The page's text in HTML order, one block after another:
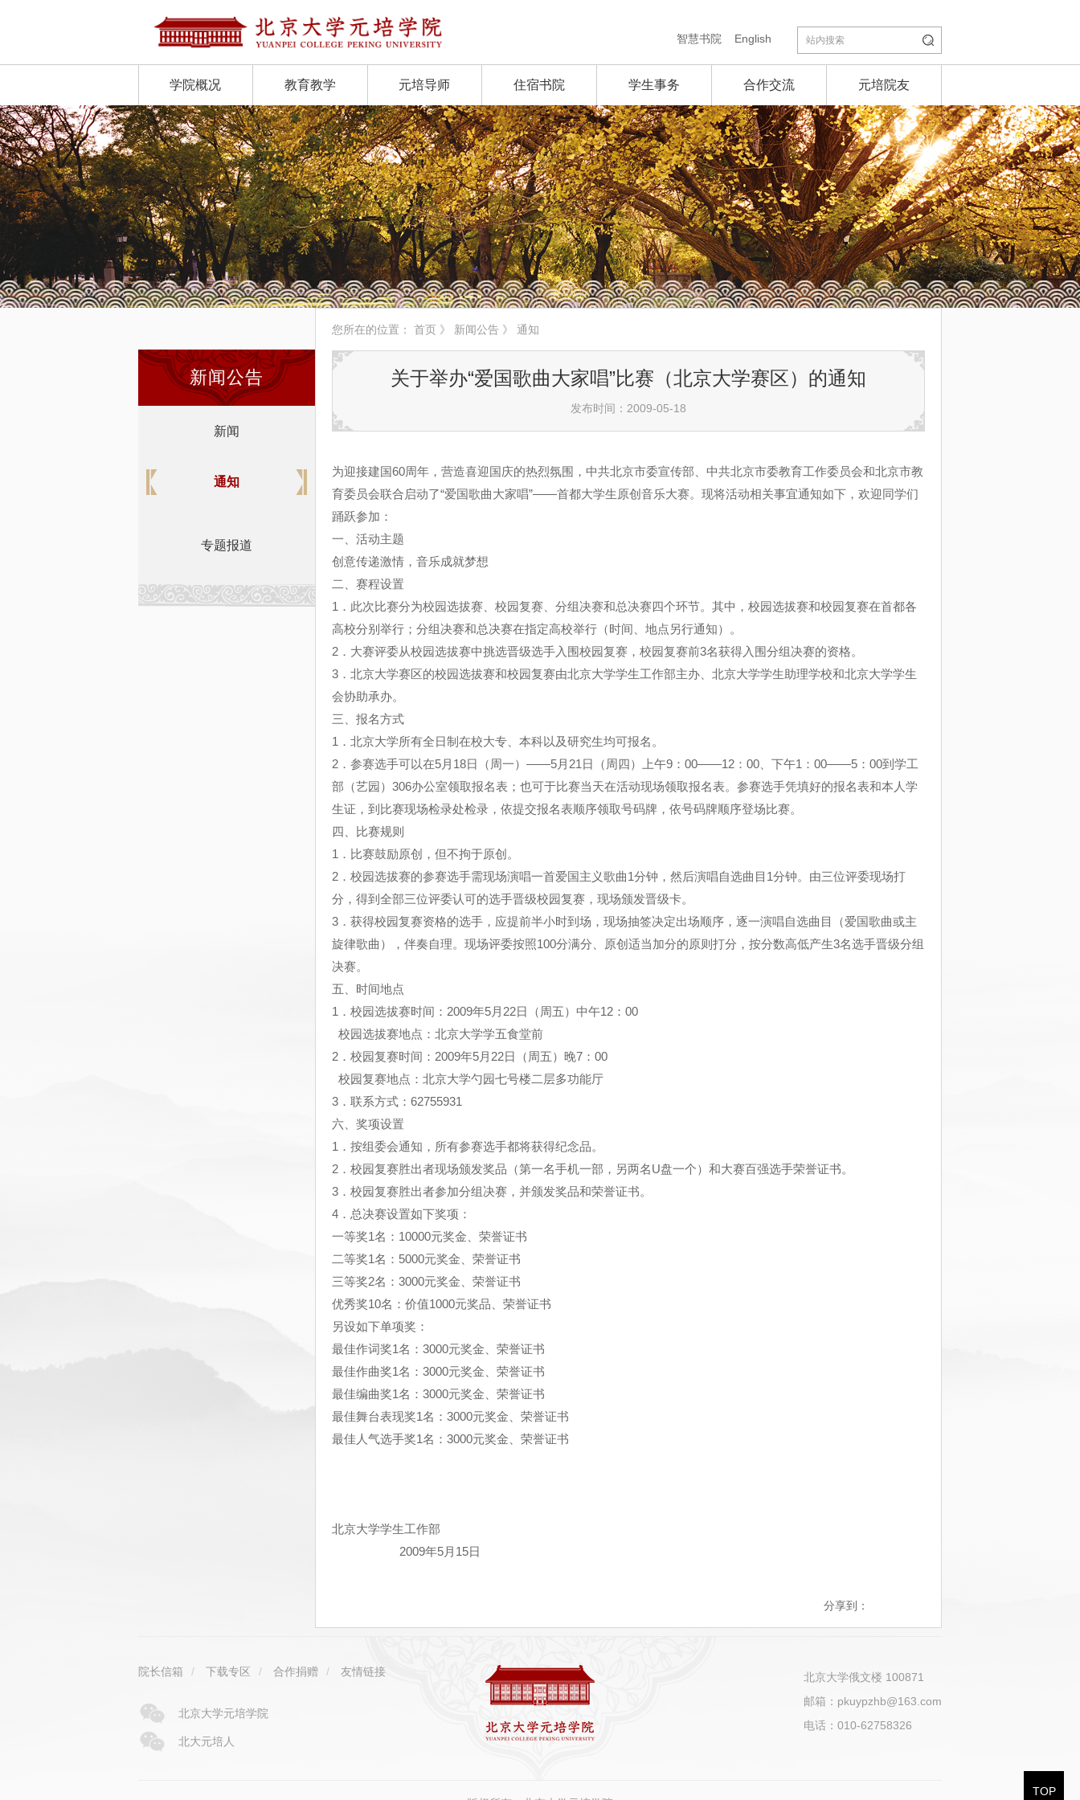
智慧书院 English
学院概况 教育教学 元培导师 住宿书院 学生事务 合作交流 元培院友
新闻公告
新闻
通知
专题报道
您所在的位置： 首页 》 新闻公告 》 通知
关于举办“爱国歌曲大家唱”比赛（北京大学赛区）的通知
发布时间：2009-05-18
为迎接建国60周年，营造喜迎国庆的热烈氛围，中共北京市委宣传部、中共北京市委教育工作委员会和北京市教
育委员会联合启动了“爱国歌曲大家唱”——首都大学生原创音乐大赛。现将活动相关事宜通知如下，欢迎同学们
踊跃参加：
一、活动主题
创意传递激情，音乐成就梦想
二、赛程设置
1 ．此次比赛分为校园选拔赛、校园复赛、分组决赛和总决赛四个环节。其中，校园选拔赛和校园复赛在首都各
高校分别举行；分组决赛和总决赛在指定高校举行（时间、地点另行通知）。
2 ．大赛评委从校园选拔赛中挑选晋级选手入围校园复赛，校园复赛前3名获得入围分组决赛的资格。
3 ．北京大学赛区的校园选拔赛和校园复赛由北京大学学生工作部主办、北京大学学生助理学校和北京大学学生
会协助承办。
三、报名方式
1 ．北京大学所有全日制在校大专、本科以及研究生均可报名。
2 ．参赛选手可以在5月 18日（周一）——5月 21 日（周四）上午9 ： 00——12 ： 00 、下午1 ： 00——5 ： 00到学工
部（艺园） 306办公室领取报名表；也可于比赛当天在活动现场领取报名表。参赛选手凭填好的报名表和本人学
生证，到比赛现场检录处检录，依提交报名表顺序领取号码牌，依号码牌顺序登场比赛。
四、比赛规则
1 ．比赛鼓励原创，但不拘于原创。
2 ．校园选拔赛的参赛选手需现场演唱一首爱国主义歌曲1分钟，然后演唱自选曲目 1分钟。由三位评委现场打
分，得到全部三位评委认可的选手晋级校园复赛，现场颁发晋级卡。
3 ．获得校园复赛资格的选手，应提前半小时到场，现场抽签决定出场顺序，逐一演唱自选曲目（爱国歌曲或主
旋律歌曲），伴奏自理。现场评委按照100分满分、原创适当加分的原则打分，按分数高低产生3名选手晋级分组
决赛。
五、时间地点
1 ．校园选拔赛时间： 2009年5月 22日（周五）中午12 ： 00
校园选拔赛地点：北京大学学五食堂前
2 ．校园复赛时间： 2009年5月 22日（周五）晚7 ： 00
校园复赛地点：北京大学勺园七号楼二层多功能厅
3 ．联系方式： 62755931
六、奖项设置
1 ．按组委会通知，所有参赛选手都将获得纪念品。
2 ．校园复赛胜出者现场颁发奖品（第一名手机一部，另两名U盘一个）和大赛百强选手荣誉证书。
3 ．校园复赛胜出者参加分组决赛，并颁发奖品和荣誉证书。
4 ．总决赛设置如下奖项：
一等奖1名： 10000元奖金、荣誉证书
二等奖1名： 5000元奖金、荣誉证书
三等奖2名： 3000元奖金、荣誉证书
优秀奖10名：价值1000元奖品、荣誉证书
另设如下单项奖：
最佳作词奖1名： 3000元奖金、荣誉证书
最佳作曲奖1名： 3000元奖金、荣誉证书
最佳编曲奖1名： 3000元奖金、荣誉证书
最佳舞台表现奖1名： 3000元奖金、荣誉证书
最佳人气选手奖1名： 3000元奖金、荣誉证书
北京大学学生工作部
2009年5月 15日
分享到：
TOP
院长信箱 / 下载专区 / 合作捐赠 / 友情链接
北京大学元培学院
北大元培人
北京大学俄文楼 100871
邮箱：pkuypzhb@163.com
电话：010-62758326